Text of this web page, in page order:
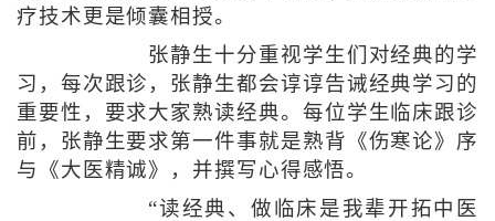
疗技术更是倾囊相授。
张静生十分重视学生们对经典的学
习，每次跟诊，张静生都会谆谆告诫经典学习的
重要性，要求大家熟读经典。每位学生临床跟诊
前，张静生要求第一件事就是熟背《伤寒论》序
与《大医精诚》，并撰写心得感悟。
“读经典、做临床是我辈开拓中医